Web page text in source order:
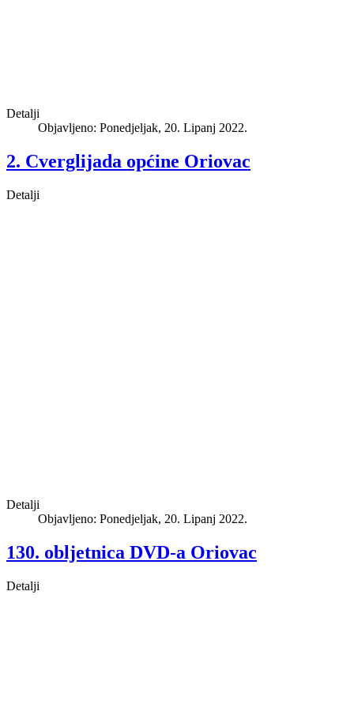
Detalji
Objavljeno: Ponedjeljak, 20. Lipanj 2022.
2. Cverglijada općine Oriovac
Detalji
Detalji
Objavljeno: Ponedjeljak, 20. Lipanj 2022.
130. obljetnica DVD-a Oriovac
Detalji